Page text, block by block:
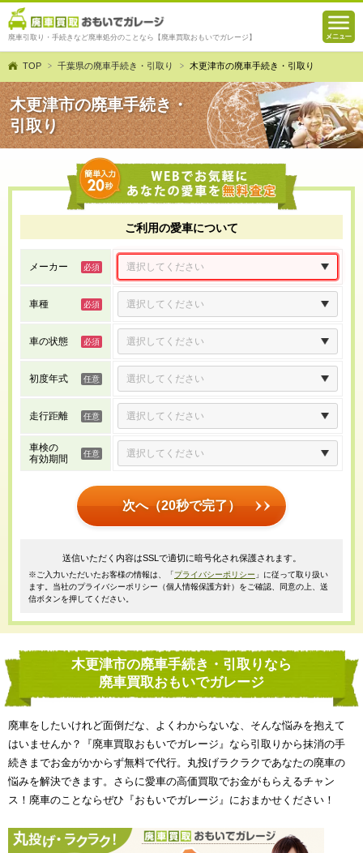
廃車引取り・手続きなど廃車処分のことなら【廃車買取おもいでガレージ】
TOP 千葉県の廃車手続き・引取り 木更津市の廃車手続き・引取り
木更津市の廃車手続き・
引取り
ご利用の愛車について
メーカー
車種
車の状態
初度年式
走行距離
車検の
有効期間
次へ（20秒で完了）
送信いただく内容はSSLで適切に暗号化され保護されます。
※ご入力いただいたお客様の情報は、「プライバシーポリシー 」に従って取り扱い
ます。当社のプライバシーポリシー（個人情報保護方針）をご確認、同意の上、送
信ボタンを押してください。
木更津市の廃車手続き・引取りなら
廃車買取おもいでガレージ
廃車をしたいけれど面倒だな、よくわからないな、そんな悩みを抱えて
はいませんか？『廃車買取おもいでガレージ』なら引取りから抹消の手
続きまでお金がかからず無料で代行。丸投げラクラクであなたの廃車の
悩みを解決できます。さらに愛車の高価買取でお金がもらえるチャン
ス！廃車のことならぜひ『おもいでガレージ』におまかせください！